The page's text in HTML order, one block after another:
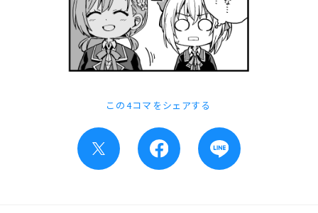
この4コマをシェアする